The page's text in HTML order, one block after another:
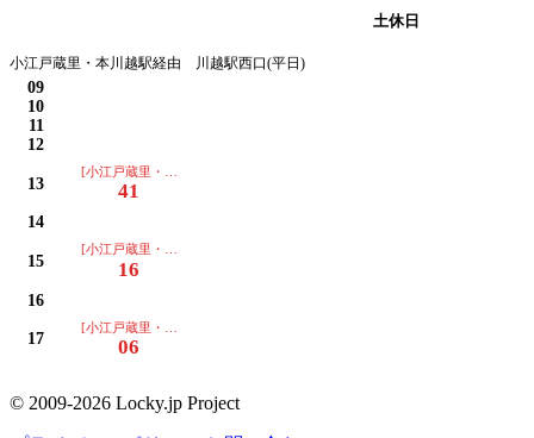
土休日
小江戸蔵里・本川越駅経由 川越駅西口(平日)
09
10
11
12
13
[小江戸蔵里・本川越駅経由 川越駅西口]
41
14
15
[小江戸蔵里・本川越駅経由 川越駅西口]
16
16
17
[小江戸蔵里・本川越駅経由 川越駅西口]
06
© 2009-2026 Locky.jp Project